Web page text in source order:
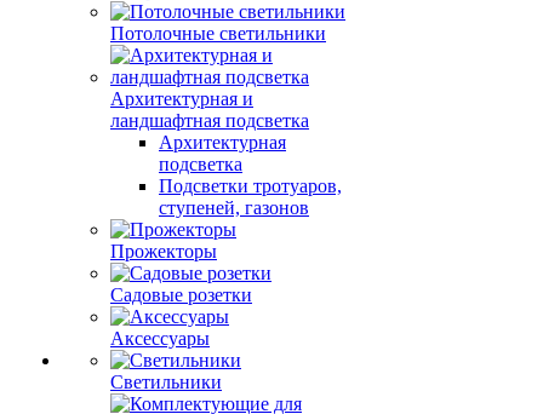
Потолочные светильники
Архитектурная и
ландшафтная подсветка
Архитектурная
подсветка
Подсветки тротуаров,
ступеней, газонов
Прожекторы
Садовые розетки
Аксессуары
Светильники